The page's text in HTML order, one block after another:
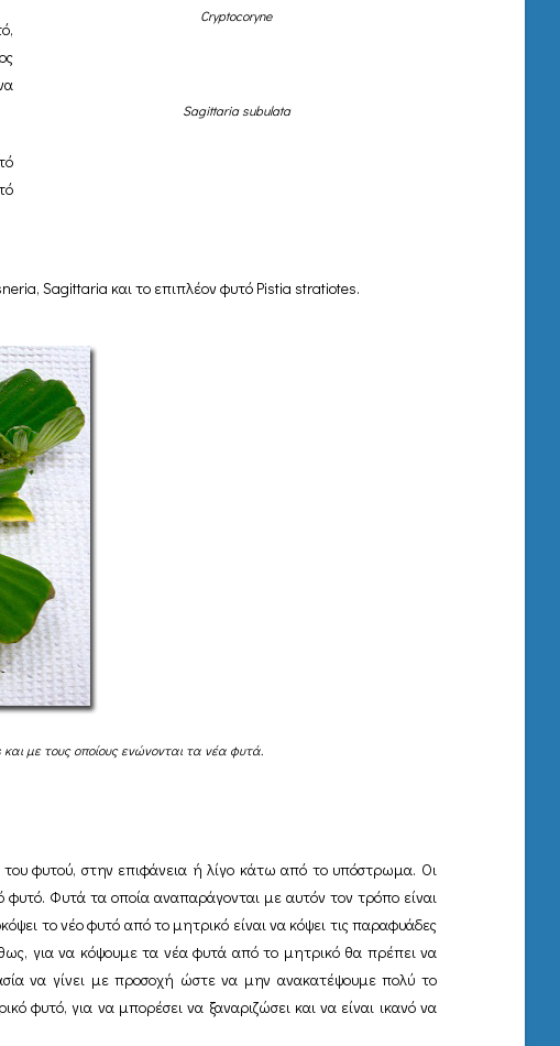
Cryptocoryne
Sagittaria subulata
Sagittaria και το επιπλέον φυτό Pistia stratiotes.
με τους οποίους ενώνονται τα νέα φυτά.
του φυτού, στην επιφάνεια ή λίγο κάτω από το υπόστρωμα. Οι
Φυτά τα οποία αναπαράγονται με αυτόν τον τρόπο είναι
το νέο φυτό από το μητρικό είναι να κόψει τις παραφυάδες
για να κόψουμε τα νέα φυτά από το μητρικό θα πρέπει να
να γίνει με προσοχή ώστε να μην ανακατέψουμε πολύ το
φυτό, για να μπορέσει να ξαναριζώσει και να είναι ικανό να